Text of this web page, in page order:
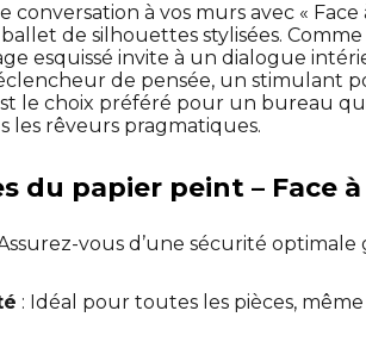
à vos murs avec «
de silhouettes stylisées.
esquissé invite à un dialogue
de pensée, un stimulant
le choix préféré pour un bureau
rêveurs pragmatiques.
du papier peint – Face à
vous d’une sécurité
: Idéal pour toutes les pièces,